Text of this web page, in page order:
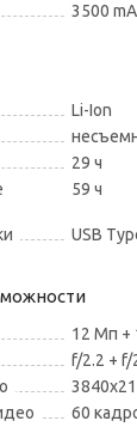
3500
Li-Ion
29 ч
59 ч
USB
12 Мп +
f/2.2 + f/
60